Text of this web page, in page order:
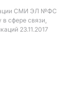
СМИ ЭЛ №ФС
в сфере связи,
23.11.2017